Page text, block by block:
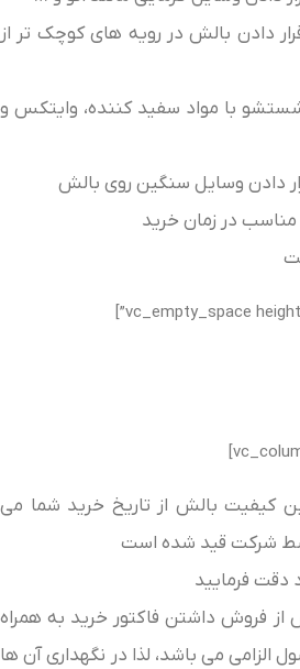
دادن بالش در رویه های کوچک تر از
با مواد سفید کننده، وایتکس و
[/vc_column_text][vc_empty_space height=”45px”]
کیفیت بالش از تاریخ خرید شما می
شرکت قید شده است
دقت فرمایید
فروش داشتن فاکتور خرید به همراه
می باشد، لذا در نگهداری آن ها